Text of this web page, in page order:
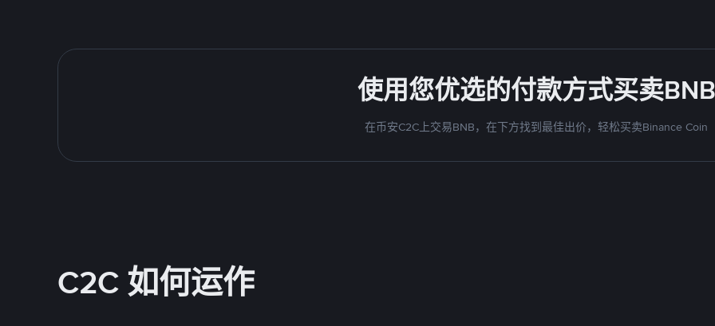
使用您优选的付款方式买卖BNB
在币安C2C上交易BNB，在下方找到最佳出价，轻松买卖Binance Coin
C2C 如何运作